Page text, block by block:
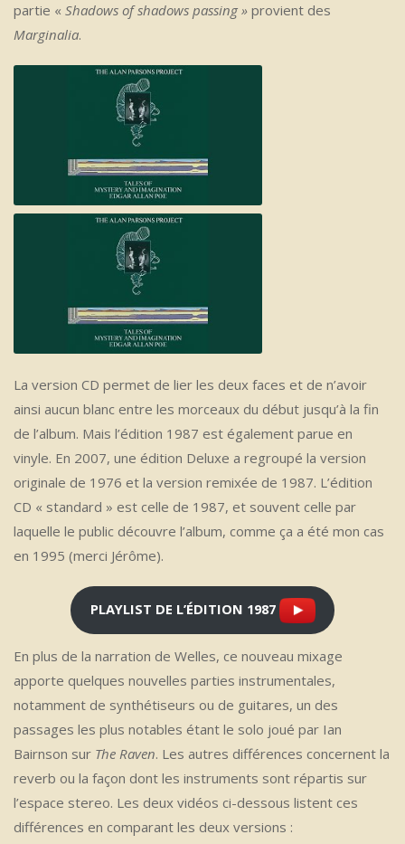
partie « Shadows of shadows passing » provient des
Marginalia.
La version CD permet de lier les deux faces et de n’avoir
ainsi aucun blanc entre les morceaux du début jusqu’à la fin
de l’album. Mais l’édition 1987 est également parue en
vinyle. En 2007, une édition Deluxe a regroupé la version
originale de 1976 et la version remixée de 1987. L’édition
CD « standard » est celle de 1987, et souvent celle par
laquelle le public découvre l’album, comme ça a été mon cas
en 1995 (merci Jérôme).
PLAYLIST DE L’ÉDITION 1987
En plus de la narration de Welles, ce nouveau mixage
apporte quelques nouvelles parties instrumentales,
notamment de synthétiseurs ou de guitares, un des
passages les plus notables étant le solo joué par Ian
Bairnson sur The Raven. Les autres différences concernent la
reverb ou la façon dont les instruments sont répartis sur
l’espace stereo. Les deux vidéos ci-dessous listent ces
différences en comparant les deux versions :